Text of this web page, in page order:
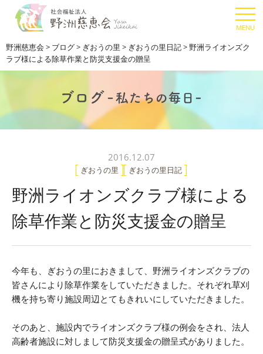
野洲慈恵会 > ブログ> ぎおうの里 > ぎおうの里日記>野洲ライオンズク
ラブ様による除草作業と防災支援金の贈呈
2016.12.07
ぎおうの里 ぎおうの里日記
野洲ライオンズクラブ様による
除草作業と防災支援金の贈呈
今年も、ぎおうの里におきまして、野洲ライオンズクラブの
皆さんにより除草作業をしていただきました。それぞれ草刈
機を持ち寄り施設周辺とてもきれいにしていただきました。
そのあと、施設内でライオンズクラブ様の例会をされ、法人
高齢者施設に対しまして防災支援金の贈呈式がありました。